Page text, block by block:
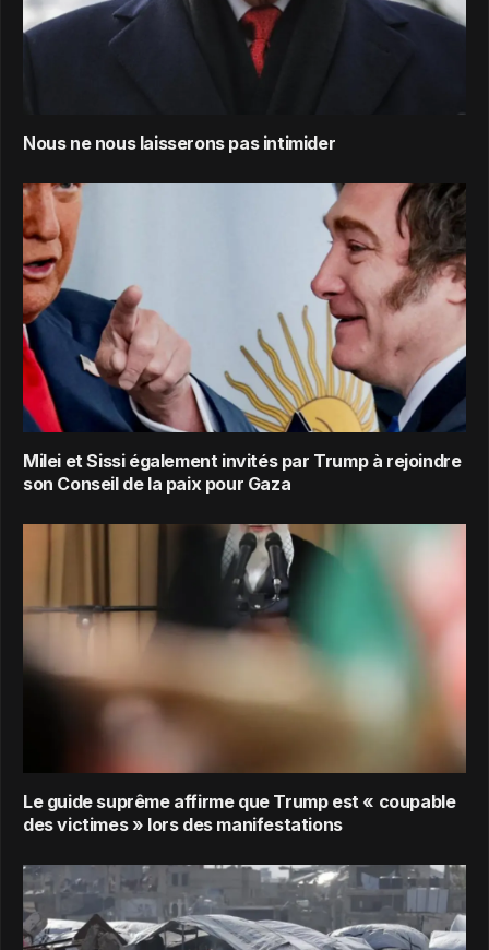
Nous ne nous laisserons pas intimider
Milei et Sissi également invités par Trump à rejoindre
son Conseil de la paix pour Gaza
Le guide suprême affirme que Trump est « coupable
des victimes » lors des manifestations